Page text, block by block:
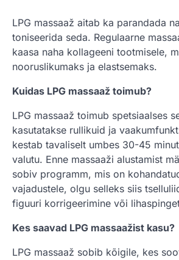
LPG massaaž aitab ka parandada
toniseerida seda. Regulaarne
kaasa naha kollageeni tootmisele,
nooruslikumaks ja elastsemaks.
Kuidas LPG massaaž toimub?
LPG massaaž toimub spetsiaalses
kasutatakse rullikuid ja
kestab tavaliselt umbes 30-45
valutu. Enne massaaži alustamist
sobiv programm, mis on
vajadustele, olgu selleks siis
figuuri korrigeerimine või
Kes saavad LPG massaažist kasu?
LPG massaaž sobib kõigile, kes